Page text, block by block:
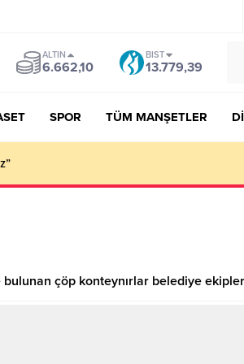
ALTIN
6.662,10
BIST
13.779,39
SPOR TÜM MANŞETLER
bulunan çöp konteynırlar belediye